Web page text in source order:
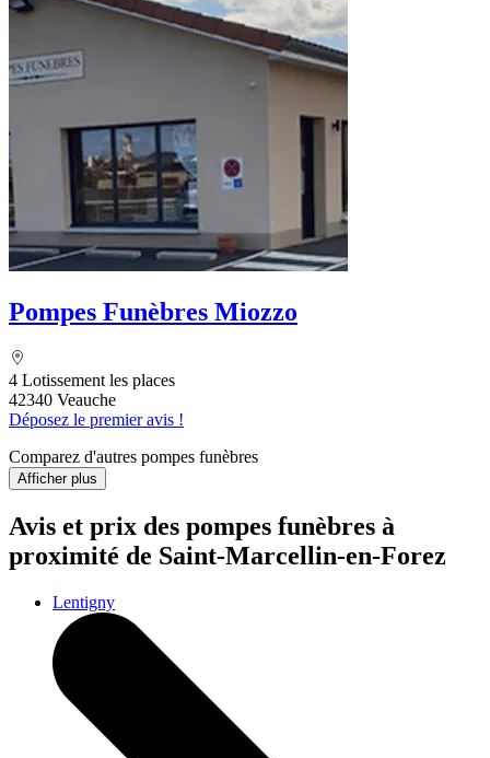
Pompes Funèbres Miozzo
4 Lotissement les places
42340 Veauche
Déposez le premier avis !
Comparez d'autres pompes funèbres
Afficher plus
Avis et prix des pompes funèbres à
proximité de Saint-Marcellin-en-Forez
Lentigny